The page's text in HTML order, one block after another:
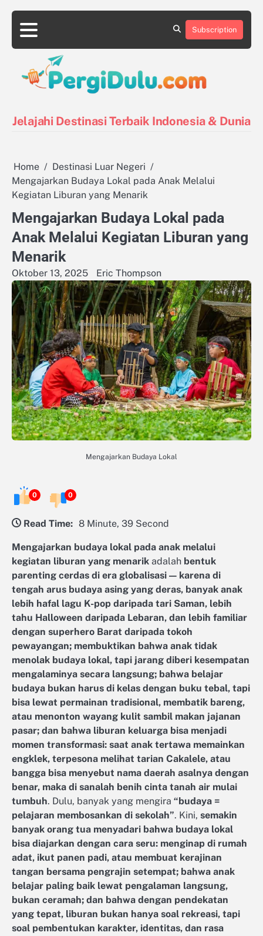
content
Destinasi
Destinasi
Kontak
Kuliner
Tentang
Tips
Subscription
Jelajahi Destinasi Terbaik Indonesia & Dunia
Home
Destinasi Luar Negeri
Mengajarkan Budaya Lokal pada Anak Melalui
Kegiatan Liburan yang Menarik
Mengajarkan Budaya Lokal pada
Anak Melalui Kegiatan Liburan yang
Menarik
Oktober 13, 2025 Eric Thompson
Mengajarkan Budaya Lokal
0 0
Read Time: 8 Minute, 39 Second
Mengajarkan budaya lokal pada anak melalui
kegiatan liburan yang menarik adalah bentuk
parenting cerdas di era globalisasi — karena di
tengah arus budaya asing yang deras, banyak anak
lebih hafal lagu K-pop daripada tari Saman, lebih
tahu Halloween daripada Lebaran, dan lebih familiar
dengan superhero Barat daripada tokoh
pewayangan; membuktikan bahwa anak tidak
menolak budaya lokal, tapi jarang diberi kesempatan
mengalaminya secara langsung; bahwa belajar
budaya bukan harus di kelas dengan buku tebal, tapi
bisa lewat permainan tradisional, membatik bareng,
atau menonton wayang kulit sambil makan jajanan
pasar; dan bahwa liburan keluarga bisa menjadi
momen transformasi: saat anak tertawa memainkan
engklek, terpesona melihat tarian Cakalele, atau
bangga bisa menyebut nama daerah asalnya dengan
benar, maka di sanalah benih cinta tanah air mulai
tumbuh. Dulu, banyak yang mengira “budaya =
pelajaran membosankan di sekolah”. Kini, semakin
banyak orang tua menyadari bahwa budaya lokal
bisa diajarkan dengan cara seru: menginap di rumah
adat, ikut panen padi, atau membuat kerajinan
tangan bersama pengrajin setempat; bahwa anak
belajar paling baik lewat pengalaman langsung,
bukan ceramah; dan bahwa dengan pendekatan
yang tepat, liburan bukan hanya soal rekreasi, tapi
soal pembentukan karakter, identitas, dan rasa